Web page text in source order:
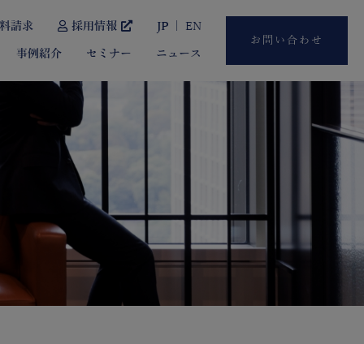
請求 採用情報 JP EN
事例紹介 セミナー ニュース
お問い合わせ